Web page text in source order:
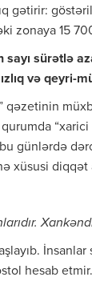
gətirir:
zonaya 15
sürətlə
və qeyri-
qəzetinin
“xarici
günlərdə
xüsusi diqqət
hesab